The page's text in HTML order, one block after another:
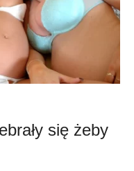
się żeby